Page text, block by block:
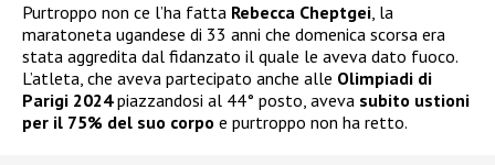
Purtroppo non ce l’ha fatta Rebecca Cheptgei, la
maratoneta ugandese di 33 anni che domenica scorsa era
stata aggredita dal fidanzato il quale le aveva dato fuoco.
L’atleta, che aveva partecipato anche alle Olimpiadi di
Parigi 2024piazzandosi al 44° posto, aveva subito ustioni
per il 75% del suo corpo e purtroppo non ha retto.